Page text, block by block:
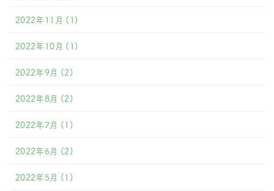
2022年11月 (1)
2022年10月 (1)
2022年9月 (2)
2022年8月 (2)
2022年7月 (1)
2022年6月 (2)
2022年5月 (1)